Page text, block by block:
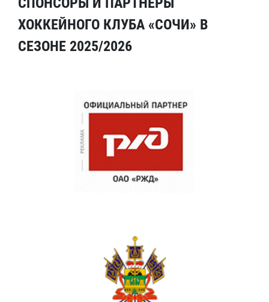
ХОККЕЙНОГО КЛУБА «СОЧИ» В
СЕЗОНЕ 2025/2026